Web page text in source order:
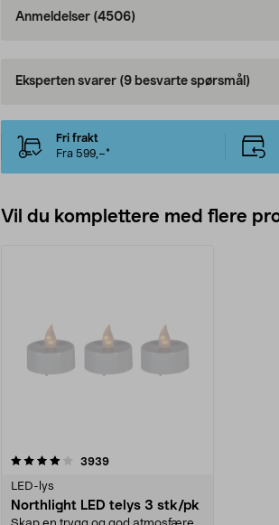
Anmeldelser (4506)
Eksperten svarer (9 besvarte spørsmål)
Fri frakt
Fra 599,–*
Vil du komplettere med flere
3939anmeldelser
LED-lys
Northlight LED telys 3 stk/pk